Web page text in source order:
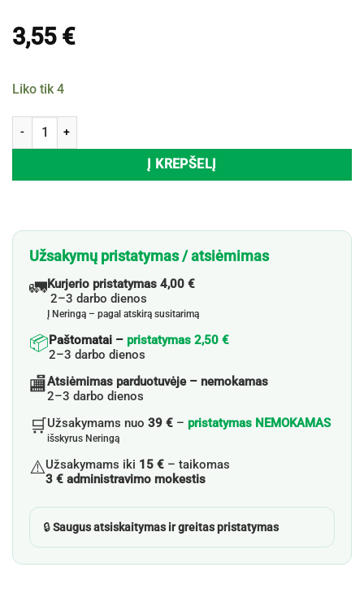
3,55 €
Liko tik 4
produkto kiekis: Eterinis aliejus AROMATIQUE, 12 ml
Į KREPŠELĮ
Užsakymų pristatymas / atsiėmimas
🚛Kurjerio pristatymas 4,00 €
2–3 darbo dienos
Į Neringą – pagal atskirą susitarimą
📦Paštomatai – pristatymas 2,50 €
2–3 darbo dienos
🏬Atsiėmimas parduotuvėje – nemokamas
2–3 darbo dienos
🛒Užsakymams nuo 39 € – pristatymas NEMOKAMAS
išskyrus Neringą
⚠️Užsakymams iki 15 € – taikomas
3 € administravimo mokestis
🔒Saugus atsiskaitymas ir greitas pristatymas